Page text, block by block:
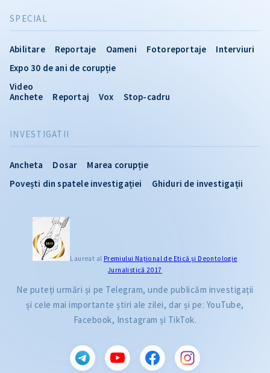
INVESTIGATII
Ancheta Dosar
Marea corupție
Povești din spatele investigației
Ghiduri de investigații
SPECIAL
Abilitare Reportaje Oameni Fotoreportaje
Interviuri
Expo 30 de ani de corupție
Video
Anchete
Reportaj Vox Stop-cadru
Laureat al Premiului Naţional de Etică și Deontologie
Jurnalistică 2017
Ne puteți urmări și pe Telegram, unde publicăm investigații
și cele mai importante știri ale zilei, dar și pe: YouTube,
Facebook, Instagram și TikTok.